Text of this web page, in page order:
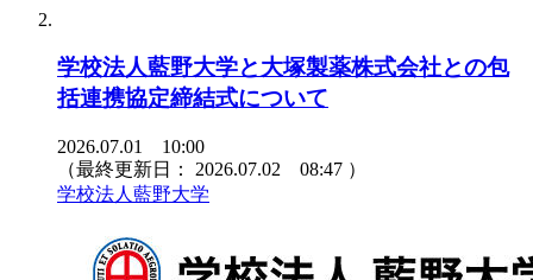
学校法人藍野大学と大塚製薬株式会社との包
括連携協定締結式について
2026.07.01 10:00
（最終更新日： 2026.07.02 08:47 ）
学校法人藍野大学